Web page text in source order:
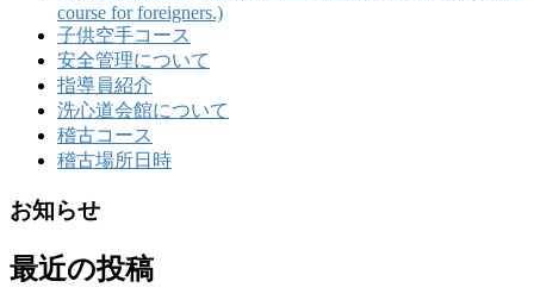
course for foreigners.)
子供空手コース
安全管理について
指導員紹介
洗心道会館について
稽古コース
稽古場所日時
お知らせ
最近の投稿